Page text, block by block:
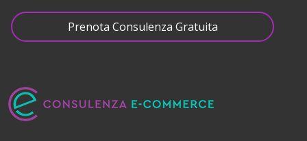
Prenota Consulenza Gratuita